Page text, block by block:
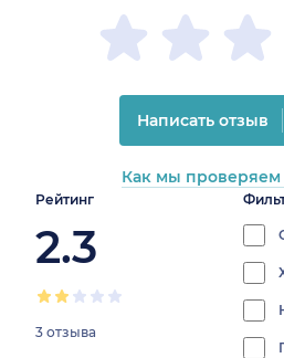
Рейтинг
2.3
3 отзыва
progress:
0%
0%
Написать отзыв
Как мы проверяем